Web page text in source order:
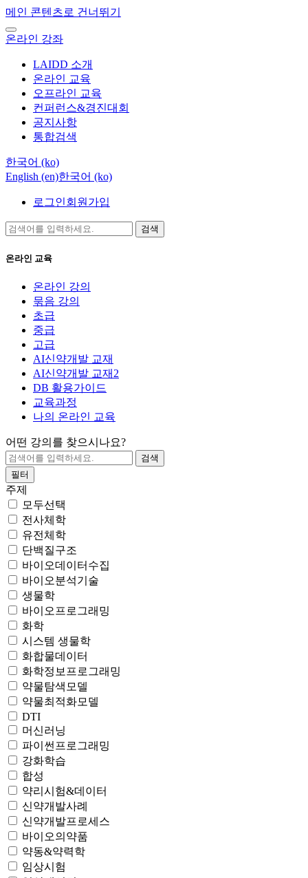
메인 콘텐츠로 건너뛰기
온라인 강좌
LAIDD 소개
온라인 교육
오프라인 교육
컨퍼런스&경진대회
공지사항
통합검색
한국어 ‎(ko)‎
English ‎(en)‎한국어 ‎(ko)‎
로그인회원가입
검색
온라인 교육
온라인 강의
묶음 강의
초급
중급
고급
AI신약개발 교재
AI신약개발 교재2
DB 활용가이드
교육과정
나의 온라인 교육
어떤 강의를 찾으시나요?
필터
주제
모두선택
전사체학
유전체학
단백질구조
바이오데이터수집
바이오분석기술
생물학
바이오프로그래밍
화학
시스템 생물학
화합물데이터
화학정보프로그래밍
약물탐색모델
약물최적화모델
DTI
머신러닝
파이썬프로그래밍
강화학습
합성
약리시험&데이터
신약개발사례
신약개발프로세스
바이오의약품
약동&약력학
임상시험